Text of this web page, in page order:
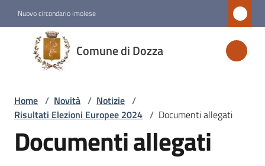
Nuovo circondario imolese
Comune di Dozza
Comune
di
Dozza
Home / Novità / Notizie /
Risultati Elezioni Europee 2024 / Documenti allegati
Documenti allegati